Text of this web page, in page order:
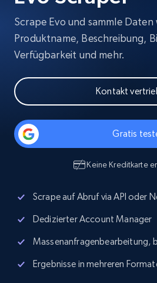
Scrape Evo und sammle
Produktname, Beschreibung,
Verfügbarkeit und mehr.
Kontakt
Gratis
Keine Kreditkarte
Scrape auf Abruf via API oder
Dedizierter Account Manager
Massenanfragenbearbeitung,
Ergebnisse in mehreren